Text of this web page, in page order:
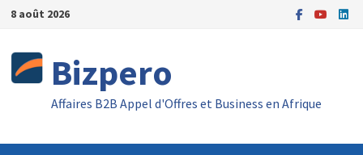
Passer
contenu
8 août 2026
Bizpero
Affaires B2B Appel d'Offres et Business en Afrique